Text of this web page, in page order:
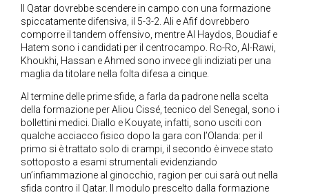
Il Qatar dovrebbe scendere in campo con una formazione
spiccatamente difensiva, il 5-3-2. Ali e Afif dovrebbero
comporre il tandem offensivo, mentre Al Haydos, Boudiaf e
Hatem sono i candidati per il centrocampo. Ro-Ro, Al-Rawi,
Khoukhi, Hassan e Ahmed sono invece gli indiziati per una
maglia da titolare nella folta difesa a cinque.
Al termine delle prime sfide, a farla da padrone nella scelta
della formazione per Aliou Cissé, tecnico del Senegal, sono i
bollettini medici. Diallo e Kouyate, infatti, sono usciti con
qualche acciacco fisico dopo la gara con l’Olanda: per il
primo si è trattato solo di crampi, il secondo è invece stato
sottoposto a esami strumentali evidenziando
un’infiammazione al ginocchio, ragion per cui sarà out nella
sfida contro il Qatar. Il modulo prescelto dalla formazione